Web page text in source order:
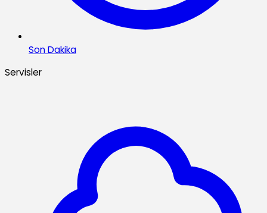
Son Dakika
Servisler